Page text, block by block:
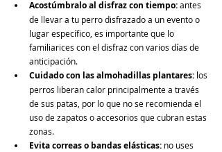
Acostúmbralo al disfraz con tiempo: antes
de llevar a tu perro disfrazado a un evento o
lugar específico, es importante que lo
familiarices con el disfraz con varios días de
anticipación.
Cuidado con las almohadillas plantares: los
perros liberan calor principalmente a través
de sus patas, por lo que no se recomienda el
uso de zapatos o accesorios que cubran estas
zonas.
Evita correas o bandas elásticas: no uses